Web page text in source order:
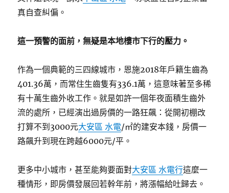
真自查糾偏。
這一預警的面前，無疑是本地樓市下行的壓力。
作為一個典範的三四線城市，恩施2018年戶籍生齒為
401.36萬，而常住生齒隻有336.1萬，這意味著至多稀
有十萬生齒外收工作。就是如許一個年夜面積生齒外
流的處所，已經演出過房價的一路狂飆：從開初棚改
打算不到3000元大安區 水電/㎡的建安本錢，房價一
路飆升到現在跨越6000元/平。
更多中小城市，甚至能夠要面對大安區 水電行這麼一
種情形，即房價發展回若幹年前，將漲幅給吐歸去。